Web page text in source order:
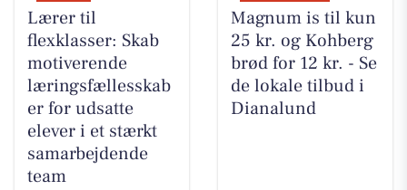
Lærer til
flexklasser: Skab
motiverende
læringsfællesskab
er for udsatte
elever i et stærkt
samarbejdende
team
Magnum is til kun
25 kr. og Kohberg
brød for 12 kr. - Se
de lokale tilbud i
Dianalund